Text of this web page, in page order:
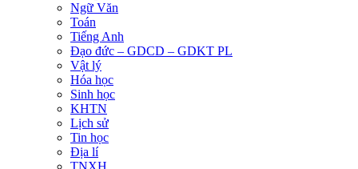
Ngữ Văn
Toán
Tiếng Anh
Đạo đức – GDCD – GDKT PL
Vật lý
Hóa học
Sinh học
KHTN
Lịch sử
Tin học
Địa lí